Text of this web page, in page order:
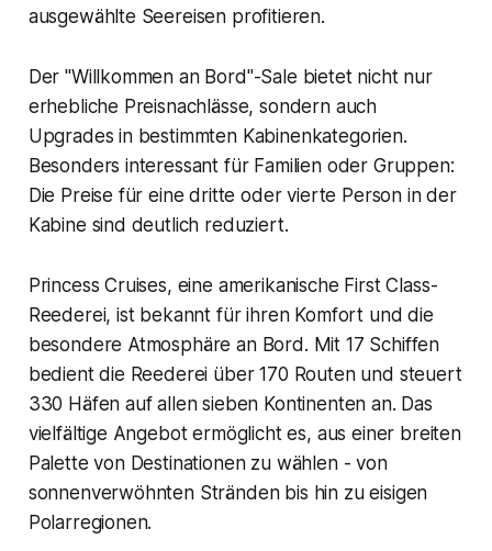
ausgewählte Seereisen profitieren.
Der "Willkommen an Bord"-Sale bietet nicht nur
erhebliche Preisnachlässe, sondern auch
Upgrades in bestimmten Kabinenkategorien.
Besonders interessant für Familien oder Gruppen:
Die Preise für eine dritte oder vierte Person in der
Kabine sind deutlich reduziert.
Princess Cruises, eine amerikanische First Class-
Reederei, ist bekannt für ihren Komfort und die
besondere Atmosphäre an Bord. Mit 17 Schiffen
bedient die Reederei über 170 Routen und steuert
330 Häfen auf allen sieben Kontinenten an. Das
vielfältige Angebot ermöglicht es, aus einer breiten
Palette von Destinationen zu wählen - von
sonnenverwöhnten Stränden bis hin zu eisigen
Polarregionen.